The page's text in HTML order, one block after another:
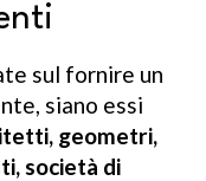
sul fornire un
siano essi
geometri,
società di